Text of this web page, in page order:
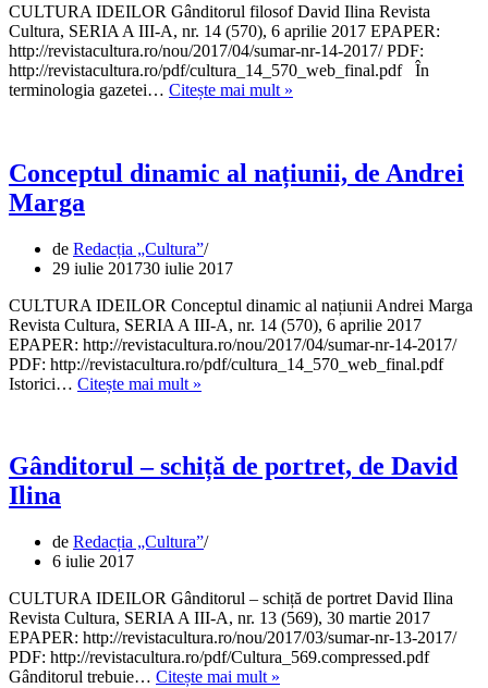
CULTURA IDEILOR Gânditorul filosof David Ilina Revista
Cultura, SERIA A III-A, nr. 14 (570), 6 aprilie 2017 EPAPER:
http://revistacultura.ro/nou/2017/04/sumar-nr-14-2017/ PDF:
http://revistacultura.ro/pdf/cultura_14_570_web_final.pdf În
terminologia gazetei… Citește mai mult »
David
Ilina
Conceptul dinamic al națiunii, de Andrei
Marga
de Redacția „Cultura”
29 iulie 201730 iulie 2017
CULTURA IDEILOR Conceptul dinamic al națiunii Andrei Marga
Revista Cultura, SERIA A III-A, nr. 14 (570), 6 aprilie 2017
EPAPER: http://revistacultura.ro/nou/2017/04/sumar-nr-14-2017/
PDF: http://revistacultura.ro/pdf/cultura_14_570_web_final.pdf
Istorici… Citește mai mult »
de
Andrei
Gânditorul – schiță de portret, de David
Ilina
de Redacția „Cultura”
6 iulie 2017
CULTURA IDEILOR Gânditorul – schiță de portret David Ilina
Revista Cultura, SERIA A III-A, nr. 13 (569), 30 martie 2017
EPAPER: http://revistacultura.ro/nou/2017/03/sumar-nr-13-2017/
PDF: http://revistacultura.ro/pdf/Cultura_569.compressed.pdf
Gânditorul trebuie… Citește mai mult »